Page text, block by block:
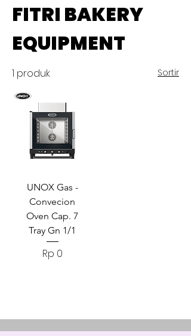
FITRI BAKERY
EQUIPMENT
1 produk Sortir
UNOX Gas -
Convecion
Oven Cap. 7
Tray Gn 1/1
Harga
Rp 0